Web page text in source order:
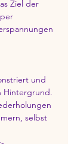
Ziel der
und
Hintergrund.
selbst